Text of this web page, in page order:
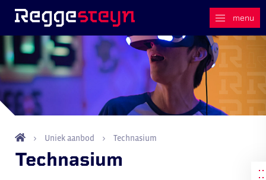
Uniek aanbod Technasium
Technasium